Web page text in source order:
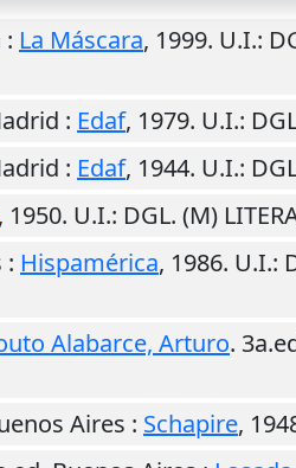
: La Máscara, 1999. U.I.:
: Edaf, 1979. U.I.:
: Edaf, 1944. U.I.:
, 1950. U.I.: DGL. (M)
: Hispamérica, 1986. U.I.:
Alabarce, Arturo.
Aires : Schapire,